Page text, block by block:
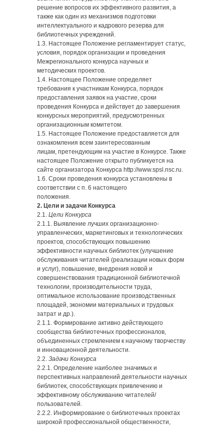
решение вопросов их эффективного развития, а
также как один из механизмов подготовки
интеллектуального и кадрового резерва для
библиотечных учреждений.
1.3. Настоящее Положение регламентирует статус,
условия, порядок организации и проведения
Межрегионального конкурса научных и
методических проектов.
1.4. Настоящее Положение определяет
требования к участникам Конкурса, порядок
предоставления заявок на участие, сроки
проведения Конкурса и действует до завершения
конкурсных мероприятий, предусмотренных
организационным комитетом.
1.5. Настоящее Положение предоставляется для
ознакомления всем заинтересованным
лицам, претендующим на участие в Конкурсе. Также
настоящее Положение открыто публикуется на
сайте организатора Конкурса http://www.spsl.nsc.ru.
1.6. Сроки проведения конкурса установлены в
соответствии с п. 6 настоящего
положения.
2. Цели и задачи Конкурса
2.1. Цели Конкурса
2.1.1. Выявление лучших организационно-
управленческих, маркетинговых и технологических
проектов, способствующих повышению
эффективности научных библиотек (улучшение
обслуживания читателей (реализации новых форм
и услуг), повышение, внедрения новой и
совершенствования традиционной библиотечной
технологии, производительности труда,
оптимальное использование производственных
площадей, экономии материальных и трудовых
затрат и др.).
2.1.1. Формирование активно действующего
сообщества библиотечных профессионалов,
объединенных стремлением к научному творчеству
и инновационной деятельности.
2.2. Задачи Конкурса
2.2.1. Определение наиболее значимых и
перспективных направлений деятельности научных
библиотек, способствующих привлечению и
эффективному обслуживанию читателей/
пользователей.
2.2.2. Информирование о библиотечных проектах
широкой профессиональной общественности,